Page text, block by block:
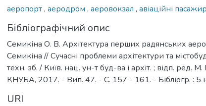
аеропорт, аеродром , аеровокзал , авіаційні
Бібліографічний опис
Семикіна О. В. Архітектура перших радянських
Семикіна // Сучасні проблеми архітектури та
техн. зб. / Київ. нац. ун-т буд-ва і архіт. ; відп. ред.
КНУБА, 2017. - Вип. 47. - С. 157 - 161. - Бібліогр. : 5
URI